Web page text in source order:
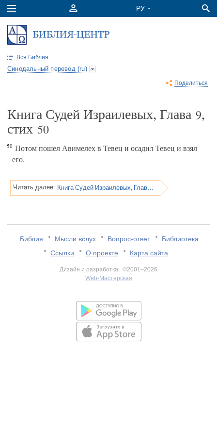
Вся Библия
Синодальный перевод (ru)
Поделиться
Книга Судей Израилевых, Глава 9,
стих 50
50 Потом пошел Авимелех в Тевец и осадил Тевец и взял
его.
Читать далее: Книга Судей Израилевых, Глава 9
Библия Мысли вслух Вопрос-ответ
Библиотека
Ссылки
О проекте Карта сайта
Дизайн и разработка: ©2001–2026
Web-Мастерская